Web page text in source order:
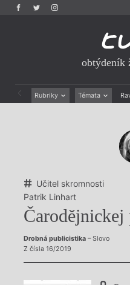
obtýdeník
Rubriky Témata
Učitel skromnosti
Patrik Linhart
Čarodějnickej
Drobná publicistika– Slovo
Z čísla 16/2019